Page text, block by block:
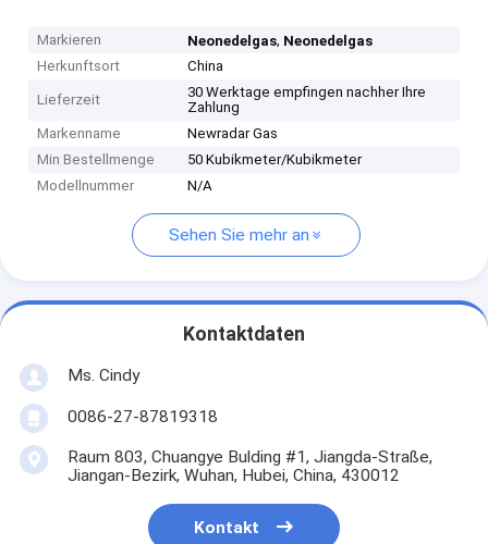
Markieren Neonedelgas, Neonedelgas
Herkunftsort
China
Lieferzeit
30 Werktage empfingen nachher Ihre
Zahlung
Markenname
Newradar Gas
Min Bestellmenge
50 Kubikmeter/Kubikmeter
Modellnummer
N/A
Sehen Sie mehr an
Kontaktdaten
Ms. Cindy
0086-27-87819318
Raum 803, Chuangye Bulding #1, Jiangda-Straße,
Jiangan-Bezirk, Wuhan, Hubei, China, 430012
Kontakt